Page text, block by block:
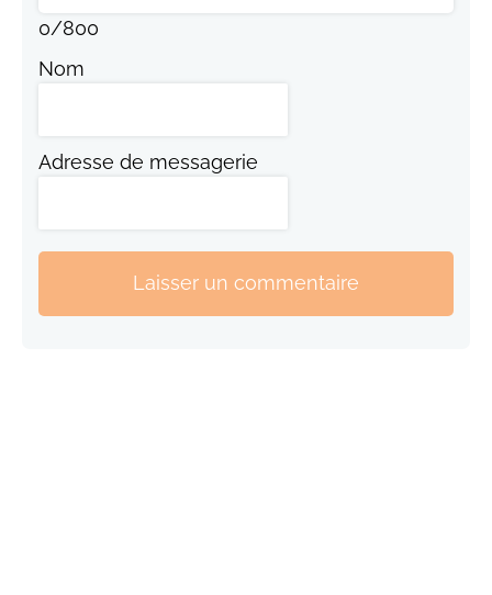
0/800
Nom
Adresse de messagerie
Laisser un commentaire